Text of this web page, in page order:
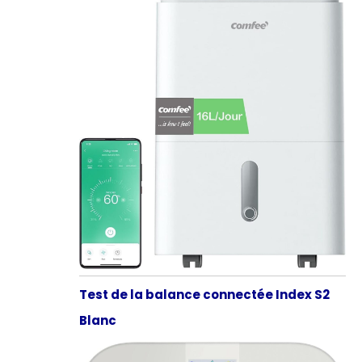
Test de la balance connectée Index S2
Blanc